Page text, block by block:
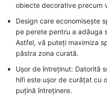
obiecte decorative precum
Design care economisește
pe perete pentru a adăuga
Astfel, vă puteți maximiza
păstra zona curată.
Ușor de întreținut: Datorită
hifi este ușor de curățat cu
puțină întreținere.